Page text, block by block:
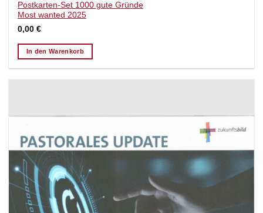
Postkarten-Set 1000 gute Gründe
Most wanted 2025
0,00 €
In den Warenkorb